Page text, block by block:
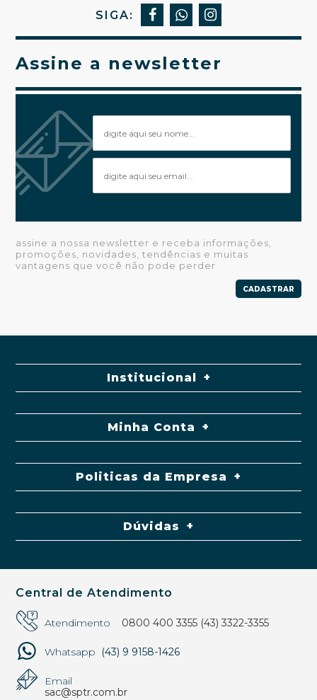
SIGA:
Assine a newsletter
assine a nossa newsletter e receba informações,
promoções, novidades, tendências e muitas
vantagens que você não pode perder
CADASTRAR
Institucional
Minha Conta
Politicas da Empresa
Dúvidas
Central de Atendimento
Atendimento 0800 400 3355 (43) 3322-3355
Whatsapp (43) 9 9158-1426
Email
sac@sptr.com.br